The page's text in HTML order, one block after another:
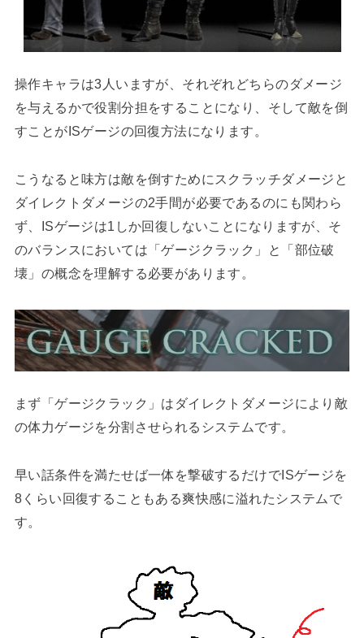
操作キャラは3人いますが、それぞれどちらのダメージ
を与えるかで役割分担をすることになり、そして敵を倒
すことがISゲージの回復方法になります。
こうなると味方は敵を倒すためにスクラッチダメージと
ダイレクトダメージの2手間が必要であるのにも関わら
ず、ISゲージは1しか回復しないことになりますが、そ
のバランスにおいては「ゲージクラック」と「部位破
壊」の概念を理解する必要があります。
まず「ゲージクラック」はダイレクトダメージにより敵
の体力ゲージを分割させられるシステムです。
早い話条件を満たせば一体を撃破するだけでISゲージを
8くらい回復することもある爽快感に溢れたシステムで
す。